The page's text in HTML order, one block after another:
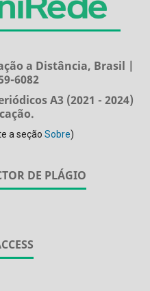
a Distância, Brasil |
6082
A3 (2021 - 2024)
a seção Sobre)
DE PLÁGIO